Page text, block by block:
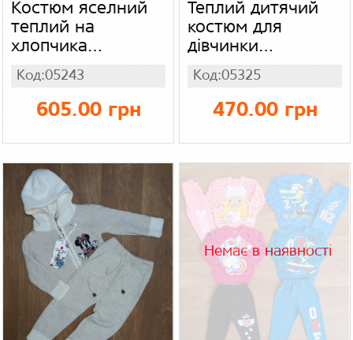
Костюм яселний
теплий на
хлопчика
Туреччина,
тринитка
Код:05243
605.00 грн
Теплий дитячий
костюм для
дівчинки
Туреччина,
тринитка
Код:05325
470.00 грн
Немає в наявності